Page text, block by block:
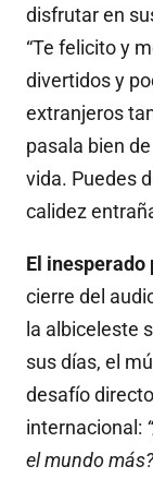
disfrutar en
“Te felicito y
divertidos y
extranjeros
pasala bien
vida. Puedes
calidez
El inesperado
cierre del
la albiceleste
sus días, el
desafío
internacional:
el mundo